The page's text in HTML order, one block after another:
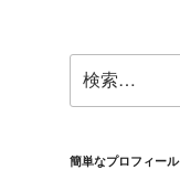
索:
簡単なプロフィール